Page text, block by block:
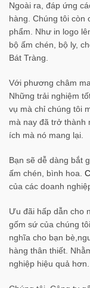
Ngoài ra, đáp ứng
hàng. Chúng tôi còn
phẩm. Như in logo
bộ ấm chén, bộ ly,
Bát Tràng.
Với phương châm
Những trải nghiệm
vụ mà chỉ chúng tôi
mà nay đã trở thành
ích mà nó mang lại.
Bạn sẽ dễ dàng bắt
ấm chén, bình hoa.
của các doanh
Ưu đãi hấp dẫn cho
gốm sứ của chúng
nghĩa cho bạn
hàng thân thiết.
nghiệp hiệu quả